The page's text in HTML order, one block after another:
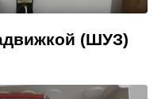
(ШУЗ)